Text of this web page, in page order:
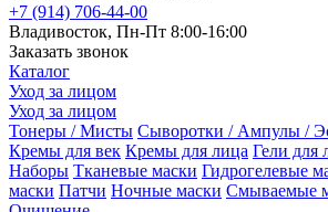
+7 (914) 706-44-00
Владивосток, Пн-Пт 8:00-16:00
Заказать звонок
Каталог
Уход за лицом
Уход за лицом
Тонеры / Мисты Сыворотки / Ампулы /
Кремы для век Кремы для лица Гели для
Наборы Тканевые маски Гидрогелевые
маски Патчи Ночные маски Смываемые